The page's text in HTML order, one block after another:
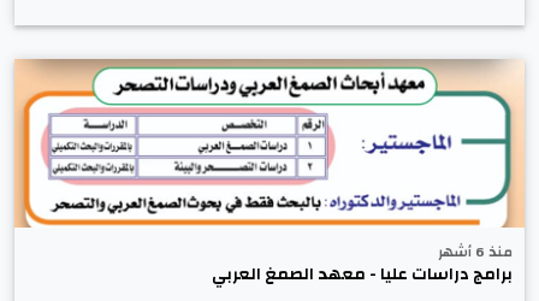
منذ 6 أشهر
برامج دراسات عليا - معهد الصمغ العربي